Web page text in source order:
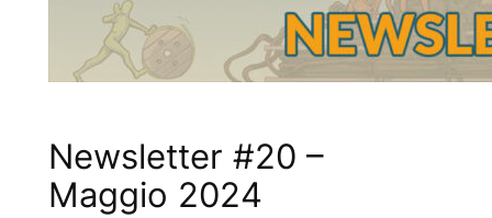
Newsletter #20 –
Maggio 2024